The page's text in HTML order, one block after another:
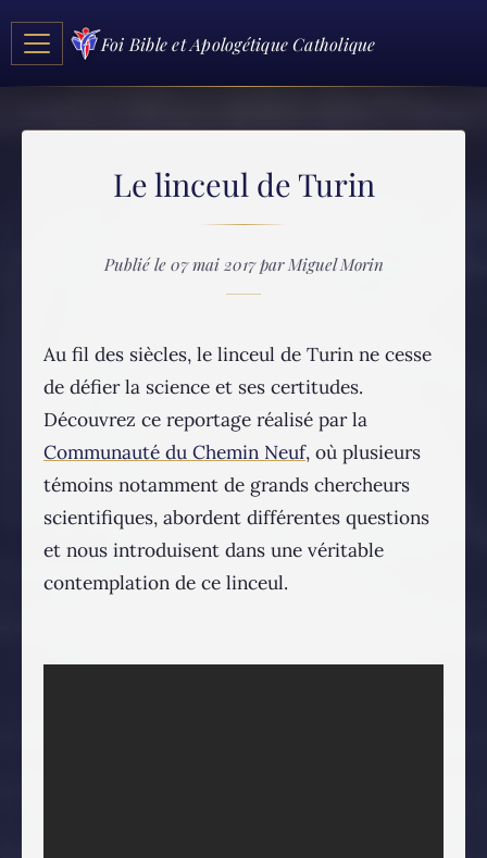
Foi Bible et Apologétique Catholique
Le linceul de Turin
Publié le 07 mai 2017 par Miguel Morin
Au fil des siècles, le linceul de Turin ne cesse
de défier la science et ses certitudes.
Découvrez ce reportage réalisé par la
Communauté du Chemin Neuf, où plusieurs
témoins notamment de grands chercheurs
scientifiques, abordent différentes questions
et nous introduisent dans une véritable
contemplation de ce linceul.